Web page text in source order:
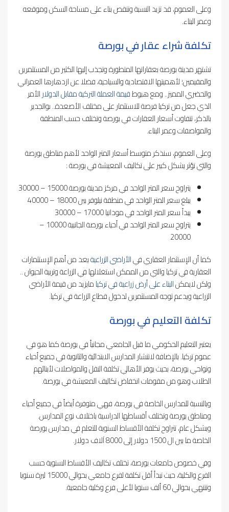
وعلى العموم، قد تزيد النسبة وتنقص بناء على مساحة السكن وموقعه
وعمر البناء.
تكلفة شراء عقار في بورصة
تشتهر مدينة بورصة بعقاراتها المتطورة وتجذب إليها الكثير من المستثمرين
والمقيمين؛ لأهميتها الاقتصادية والسياحية، فضلا عن ازدهارها العمراني
والحضري المميز.. ومع هبوطقيمة العملة التركية مقابل الدولارالأمر
الذي جعل من تركيا فرصة للاستثمار على مختلف الأصعدة.. ىوالجدير
بالذكر، تتفاوت أسعار العقارات في بورصة وتختلف حسب المنطقة
والمواصفات وعمر البناء.
وعلى العموم، سنذكر متوسط أسعار المتر الواحد لأهم مناطق بورصة
والتي تؤثر يشكل كبير على تكاليف المعيشة في بورصة :
يتراوح سعر المتر الواحد في مركز مدينة بورصة 15000 – 30000
يبلغ سعر المتر الواحد في منطقة نيلوفر بين 18000 – 40000
يبدأ سعر المتر الواحد في مودانيا 17000 – 30000
يتراوح سعر المتر الواحد في أحياء بورصة الجانبية 10000 –
20000
كما أن الإستثمار العقاري فيالأراضي الزراعيةيعد من أهم الإستثمارات
العقارية في تركيا والتي من الممكن استغلالها في الزراعة وتربية الحيوان ..
ولكن لايمكنالبناء على أرض زراعية في تركيامايزيد من قيمة الأراضي
الزراعية ويدعم توجه المستثمرين لدخول قطاع الزراعة في تركيا.
تكلفة التعليم في بورصة
يعتبر التعليم الحكومي ما قبل الجامعي مجانياً في بورصة كما هو في
عموم تركيا. بالإضافة لانتشار المدارس الابتدائية والثانوية في جميع أحياء
ونواحي بورصة، بحيث يوفر الأهالي تكلفة النقل والمواصلات لأبنائهم
الطلاب وهو من مقومات انخفاض تكاليف المعيشة في بورصة.
وبالنسبة للمدارس الخاصة في بورصة، فهي متوفرة أيضاً في جميع أحياء
ومناطق بورصة وتختلف أقساطها الدراسية باختلاف نوع المدارس.
وبشكل عام، تتراوح تكلفة الأقساط السنوية للتعلم في مدارس بورصة
الخاصة ما بين ال 1500 دولار إلى 8000 آلاف دولار.
وفي خصوص جامعات بورصة، تختلف تكاليف الأقساط السنوية حسب
الفرع والكلية، حيث تبدأ أقل تكلفة لفرع جامعي بحوالي 15000 ليرة سنويا
وتنتهي بحوالي 60 ألف سنويا لأعلى فرع وكلية جامعية.